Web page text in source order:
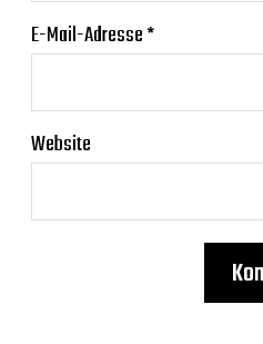
E-Mail-Adresse*
Website